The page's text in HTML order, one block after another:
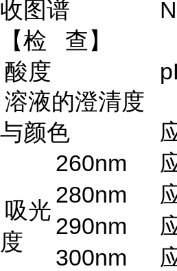
收图谱
【检
查】
酸度
溶液的澄清度
与颜色
吸光
度
260nm
280nm
290nm
300nm